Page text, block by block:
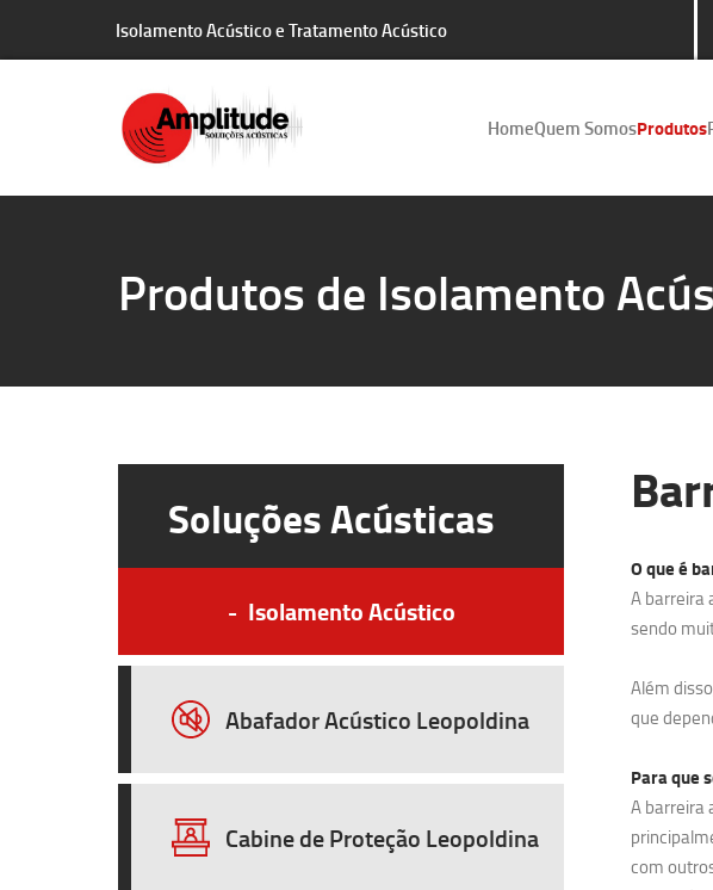
Isolamento Acústico e Tratamento Acústico
HomeQuem SomosProdutos
Produtos de Isolamento
Soluções Acústicas
- Isolamento Acústico
Abafador Acústico Leopoldina
Cabine de Proteção Leopoldina
O que é
A barreira
sendo
Além
que
Para que
A barreira
com